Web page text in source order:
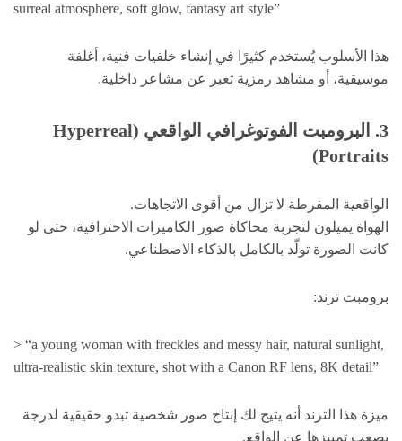
surreal atmosphere, soft glow, fantasy art style”
هذا الأسلوب يُستخدم كثيرًا في إنشاء خلفيات فنية، أغلفة
موسيقية، أو مشاهد رمزية تعبر عن مشاعر داخلية.
3. البرومبت الفوتوغرافي الواقعي (Hyperreal
Portraits)
الواقعية المفرطة لا تزال من أقوى الاتجاهات.
الهواة يميلون لتجربة محاكاة صور الكاميرات الاحترافية، حتى لو
كانت الصورة تولّد بالكامل بالذكاء الاصطناعي.
برومبت ترند:
> “a young woman with freckles and messy hair, natural sunlight,
ultra-realistic skin texture, shot with a Canon RF lens, 8K detail”
ميزة هذا الترند أنه يتيح لك إنتاج صور شخصية تبدو حقيقية لدرجة
يصعب تمييزها عن الواقع.